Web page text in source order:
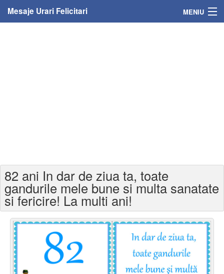
Mesaje Urari Felicitari MENIU
Felicitari varsta
Felicitari zilele anului
Felicitari zile saptamana
Felicitari muzicale
82 ani In dar de ziua ta, toate
gandurile mele bune si multa sanatate
si fericire! La multi ani!